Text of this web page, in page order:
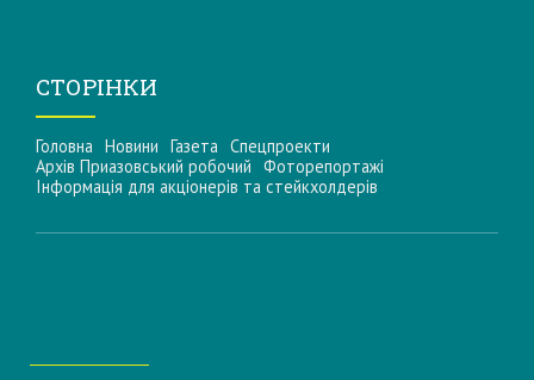
СТОРІНКИ
Головна Новини Газета Спецпроекти
Архів Приазовський робочий Фоторепортажі
Інформацiя для акцiонерiв та стейкхолдерiв